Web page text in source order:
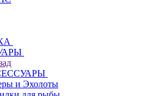
и Эхолоты